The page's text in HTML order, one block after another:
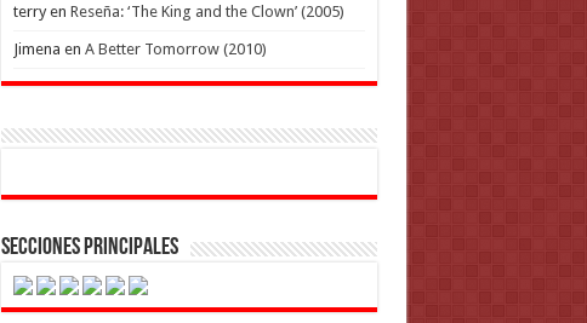
terryen Reseña: ‘The King and the Clown’ (2005)
Jimena en A Better Tomorrow (2010)
Secciones Principales